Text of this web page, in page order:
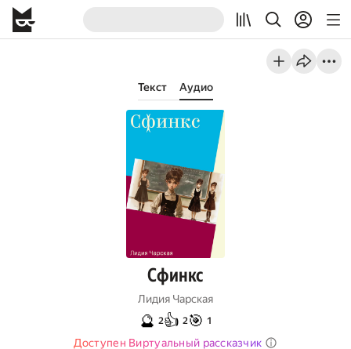
Текст Аудио
Сфинкс
Лидия Чарская
🔮 2👍 2🎯 1
Доступен Виртуальный рассказчик